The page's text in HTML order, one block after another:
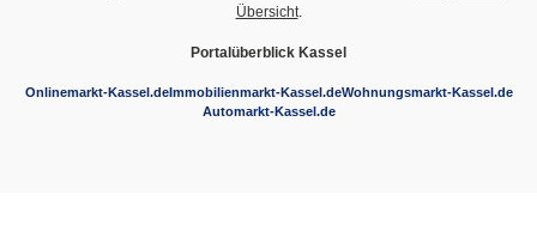
Übersicht.
Portalüberblick Kassel
Onlinemarkt-Kassel.deImmobilienmarkt-Kassel.deWohnungsmarkt-Kassel.de
Automarkt-Kassel.de